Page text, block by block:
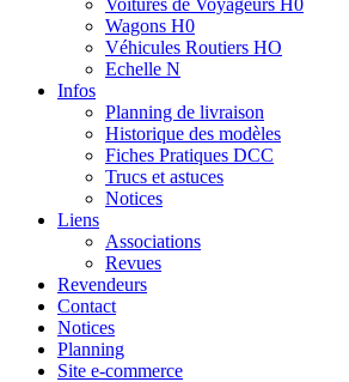
Voitures de Voyageurs H0
Wagons H0
Véhicules Routiers HO
Echelle N
Infos
Planning de livraison
Historique des modèles
Fiches Pratiques DCC
Trucs et astuces
Notices
Liens
Associations
Revues
Revendeurs
Contact
Notices
Planning
Site e-commerce